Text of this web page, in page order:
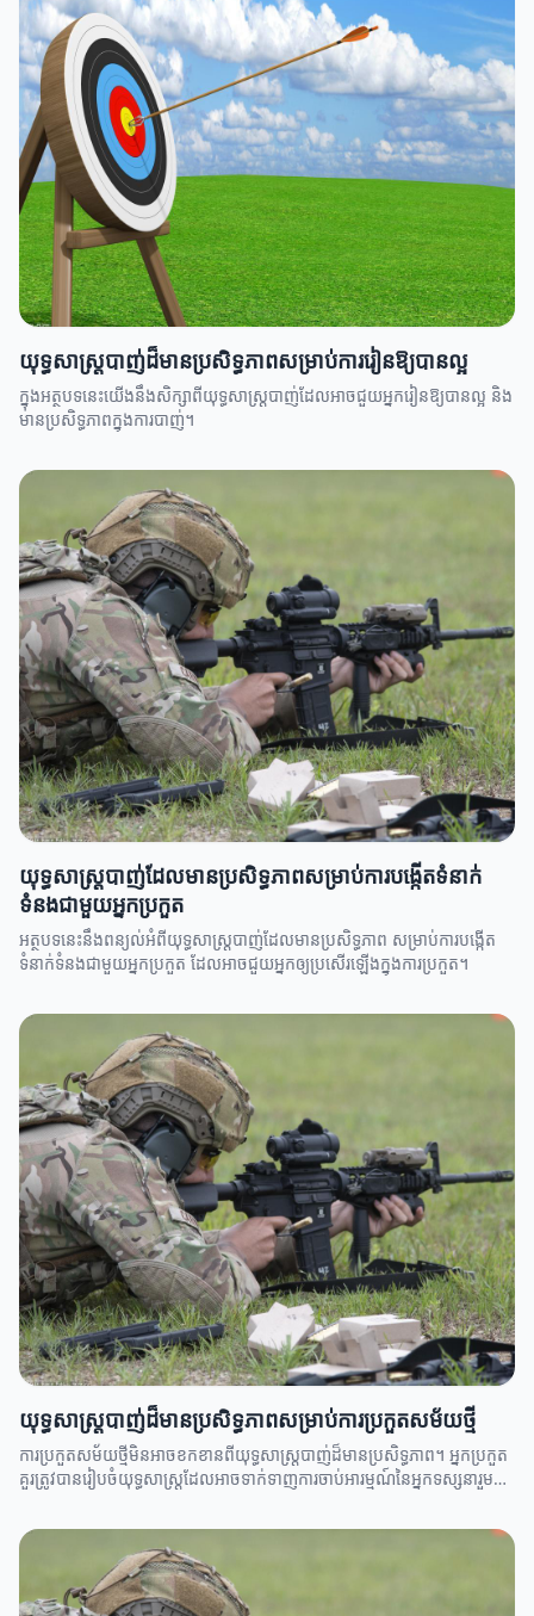
យុទ្ធសាស្ត្របាញ់ដ៏មានប្រសិទ្ធភាពសម្រាប់ការរៀនឱ្យបានល្អ
ក្នុងអត្ថបទនេះយើងនឹងសិក្សាពីយុទ្ធសាស្ត្របាញ់ដែលអាចជួយអ្នករៀនឱ្យបានល្អ និង
មានប្រសិទ្ធភាពក្នុងការបាញ់។
យុទ្ធសាស្ត្របាញ់ដែលមានប្រសិទ្ធភាពសម្រាប់ការបង្កើតទំនាក់
ទំនងជាមួយអ្នកប្រកួត
អត្ថបទនេះនឹងពន្យល់អំពីយុទ្ធសាស្ត្របាញ់ដែលមានប្រសិទ្ធភាព សម្រាប់ការបង្កើត
ទំនាក់ទំនងជាមួយអ្នកប្រកួត ដែលអាចជួយអ្នកឲ្យប្រសើរឡើងក្នុងការប្រកួត។
យុទ្ធសាស្ត្របាញ់ដ៏មានប្រសិទ្ធភាពសម្រាប់ការប្រកួតសម័យថ្មី
ការប្រកួតសម័យថ្មីមិនអាចខកខានពីយុទ្ធសាស្ត្របាញ់ដ៏មានប្រសិទ្ធភាព។ អ្នកប្រកួត
គួរត្រូវបានរៀបចំយុទ្ធសាស្ត្រដែលអាចទាក់ទាញការចាប់អារម្មណ៍នៃអ្នកទស្សនារួម